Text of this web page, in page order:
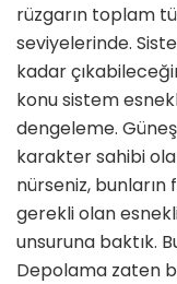
rüzgarın toplam
seviyelerinde.
kadar
konu sistem
dengeleme.
karakter sahibi
nürseniz,
gerekli olan
unsuruna baktık.
Depolama zaten